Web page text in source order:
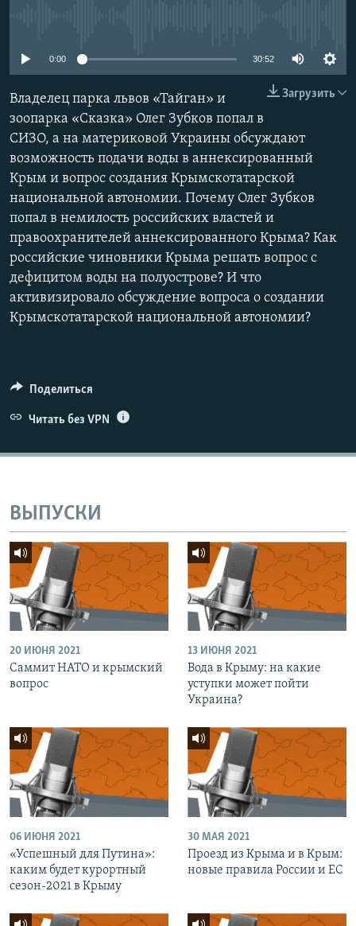
ELIFBE
УКРАИНСКАЯ ПРОБЛЕМА КРЫМА
Все сайты RFE/RL
0:00 30:52
Загрузить
Владелец парка львов «Тайган» и
зоопарка «Сказка» Олег Зубков попал в
СИЗО, а на материковой Украины обсуждают
возможность подачи воды в аннексированный
Крым и вопрос создания Крымскотатарской
национальной автономии. Почему Олег Зубков
попал в немилость российских властей и
правоохранителей аннексированного Крыма? Как
российские чиновники Крыма решать вопрос с
дефицитом воды на полуострове? И что
активизировало обсуждение вопроса о создании
Крымскотатарской национальной автономии?
Поделиться
Читать без VPN
ВЫПУСКИ
20 ИЮНЯ 2021
Саммит НАТО и крымский
вопрос
13 ИЮНЯ 2021
Вода в Крыму: на какие
уступки может пойти
Украина?
06 ИЮНЯ 2021
«Успешный для Путина»:
каким будет курортный
сезон-2021 в Крыму
30 МАЯ 2021
Проезд из Крыма и в Крым:
новые правила России и ЕС